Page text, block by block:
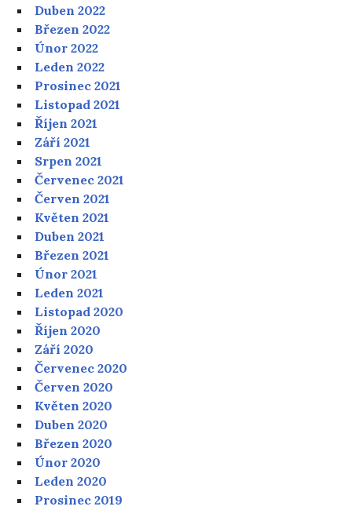
Duben 2022
Březen 2022
Únor 2022
Leden 2022
Prosinec 2021
Listopad 2021
Říjen 2021
Září 2021
Srpen 2021
Červenec 2021
Červen 2021
Květen 2021
Duben 2021
Březen 2021
Únor 2021
Leden 2021
Listopad 2020
Říjen 2020
Září 2020
Červenec 2020
Červen 2020
Květen 2020
Duben 2020
Březen 2020
Únor 2020
Leden 2020
Prosinec 2019